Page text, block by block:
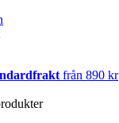
från 890 kr